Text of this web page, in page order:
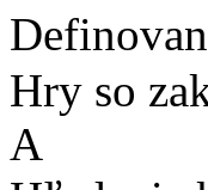
Hry so
A